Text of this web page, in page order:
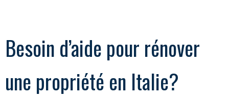
Besoin d’aide pour rénover
une propriété en Italie?